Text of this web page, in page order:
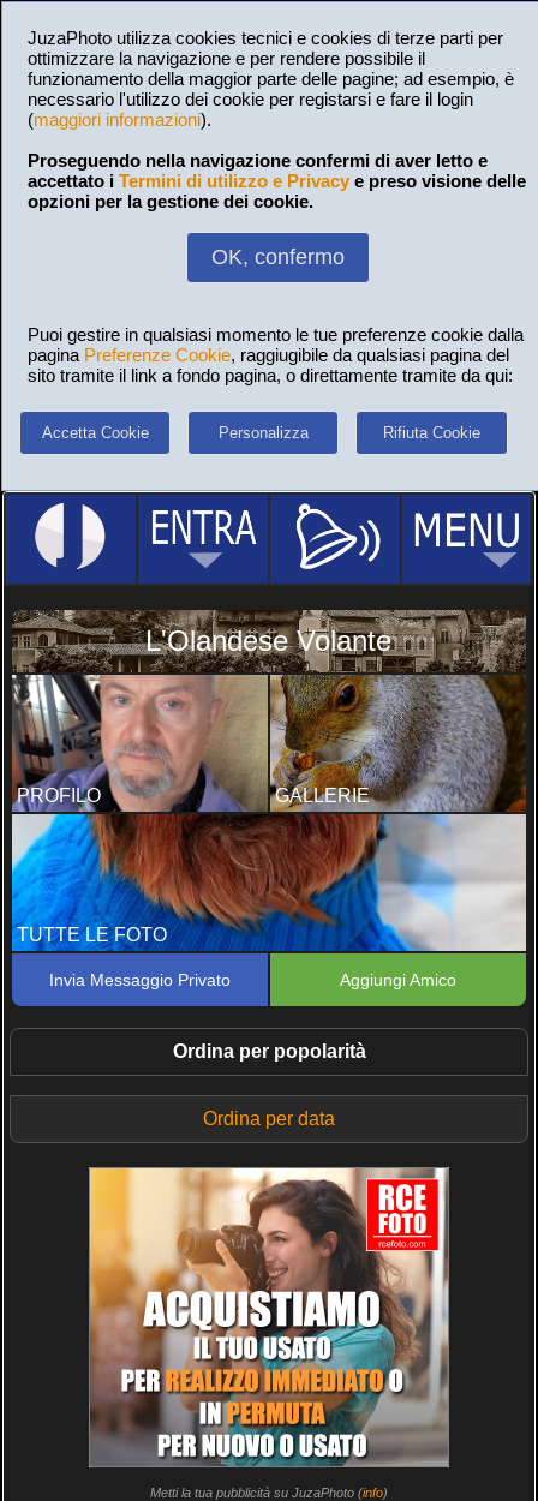
JuzaPhoto utilizza cookies tecnici e cookies di terze parti per
ottimizzare la navigazione e per rendere possibile il
funzionamento della maggior parte delle pagine; ad esempio, è
necessario l'utilizzo dei cookie per registarsi e fare il login
(maggiori informazioni).
Proseguendo nella navigazione confermi di aver letto e
accettato i Termini di utilizzo e Privacy e preso visione delle
opzioni per la gestione dei cookie.
OK, confermo
Puoi gestire in qualsiasi momento le tue preferenze cookie dalla
pagina Preferenze Cookie, raggiugibile da qualsiasi pagina del
sito tramite il link a fondo pagina, o direttamente tramite da qui:
Accetta Cookie Personalizza Rifiuta Cookie
L'Olandese Volante
PROFILO GALLERIE
TUTTE LE FOTO
Invia Messaggio Privato Aggiungi Amico
Ordina per popolarità
Ordina per data
Metti la tua pubblicità su JuzaPhoto (info)